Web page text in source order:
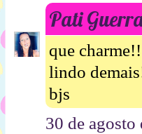
Pati
que
lindo
bjs
30 de agosto